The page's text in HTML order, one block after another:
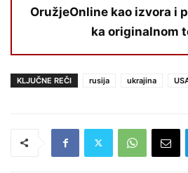
OružjeOnline kao izvora i
ka originalnom
KLJUČNE REČI rusija ukrajina